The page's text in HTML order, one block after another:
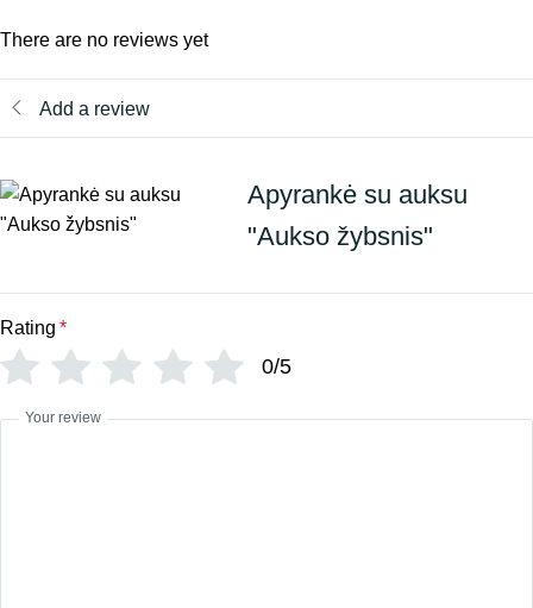
There are no reviews yet
Add a review
Apyrankė su auksu
"Aukso žybsnis"
Rating *
0/5
Your review